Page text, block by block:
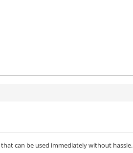
can be used immediately without hassle.